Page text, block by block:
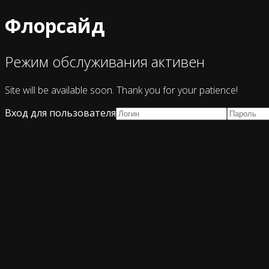
Флорсайд
Режим обслуживания активен
Site will be available soon. Thank you for your patience!
Вход для пользователя